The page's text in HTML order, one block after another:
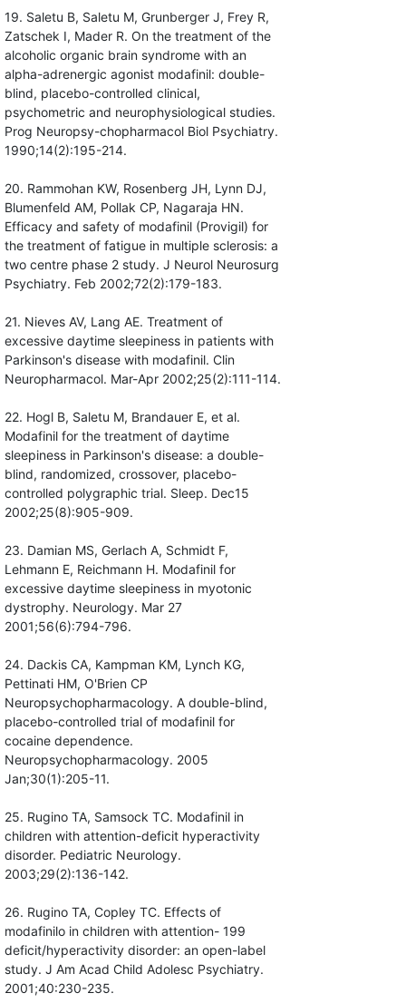
19. Saletu B, Saletu M, Grunberger J, Frey R,
Zatschek I, Mader R. On the treatment of the
alcoholic organic brain syndrome with an
alpha-adrenergic agonist modafinil: double-
blind, placebo-controlled clinical,
psychometric and neurophysiological studies.
Prog Neuropsy-chopharmacol Biol Psychiatry.
1990;14(2):195-214.
20. Rammohan KW, Rosenberg JH, Lynn DJ,
Blumenfeld AM, Pollak CP, Nagaraja HN.
Efficacy and safety of modafinil (Provigil) for
the treatment of fatigue in multiple sclerosis: a
two centre phase 2 study. J Neurol Neurosurg
Psychiatry. Feb 2002;72(2):179-183.
21. Nieves AV, Lang AE. Treatment of
excessive daytime sleepiness in patients with
Parkinson's disease with modafinil. Clin
Neuropharmacol. Mar-Apr 2002;25(2):111-114.
22. Hogl B, Saletu M, Brandauer E, et al.
Modafinil for the treatment of daytime
sleepiness in Parkinson's disease: a double-
blind, randomized, crossover, placebo-
controlled polygraphic trial. Sleep. Dec15
2002;25(8):905-909.
23. Damian MS, Gerlach A, Schmidt F,
Lehmann E, Reichmann H. Modafinil for
excessive daytime sleepiness in myotonic
dystrophy. Neurology. Mar 27
2001;56(6):794-796.
24. Dackis CA, Kampman KM, Lynch KG,
Pettinati HM, O'Brien CP
Neuropsychopharmacology. A double-blind,
placebo-controlled trial of modafinil for
cocaine dependence.
Neuropsychopharmacology. 2005
Jan;30(1):205-11.
25. Rugino TA, Samsock TC. Modafinil in
children with attention-deficit hyperactivity
disorder. Pediatric Neurology.
2003;29(2):136-142.
26. Rugino TA, Copley TC. Effects of
modafinilo in children with attention- 199
deficit/hyperactivity disorder: an open-label
study. J Am Acad Child Adolesc Psychiatry.
2001;40:230-235.